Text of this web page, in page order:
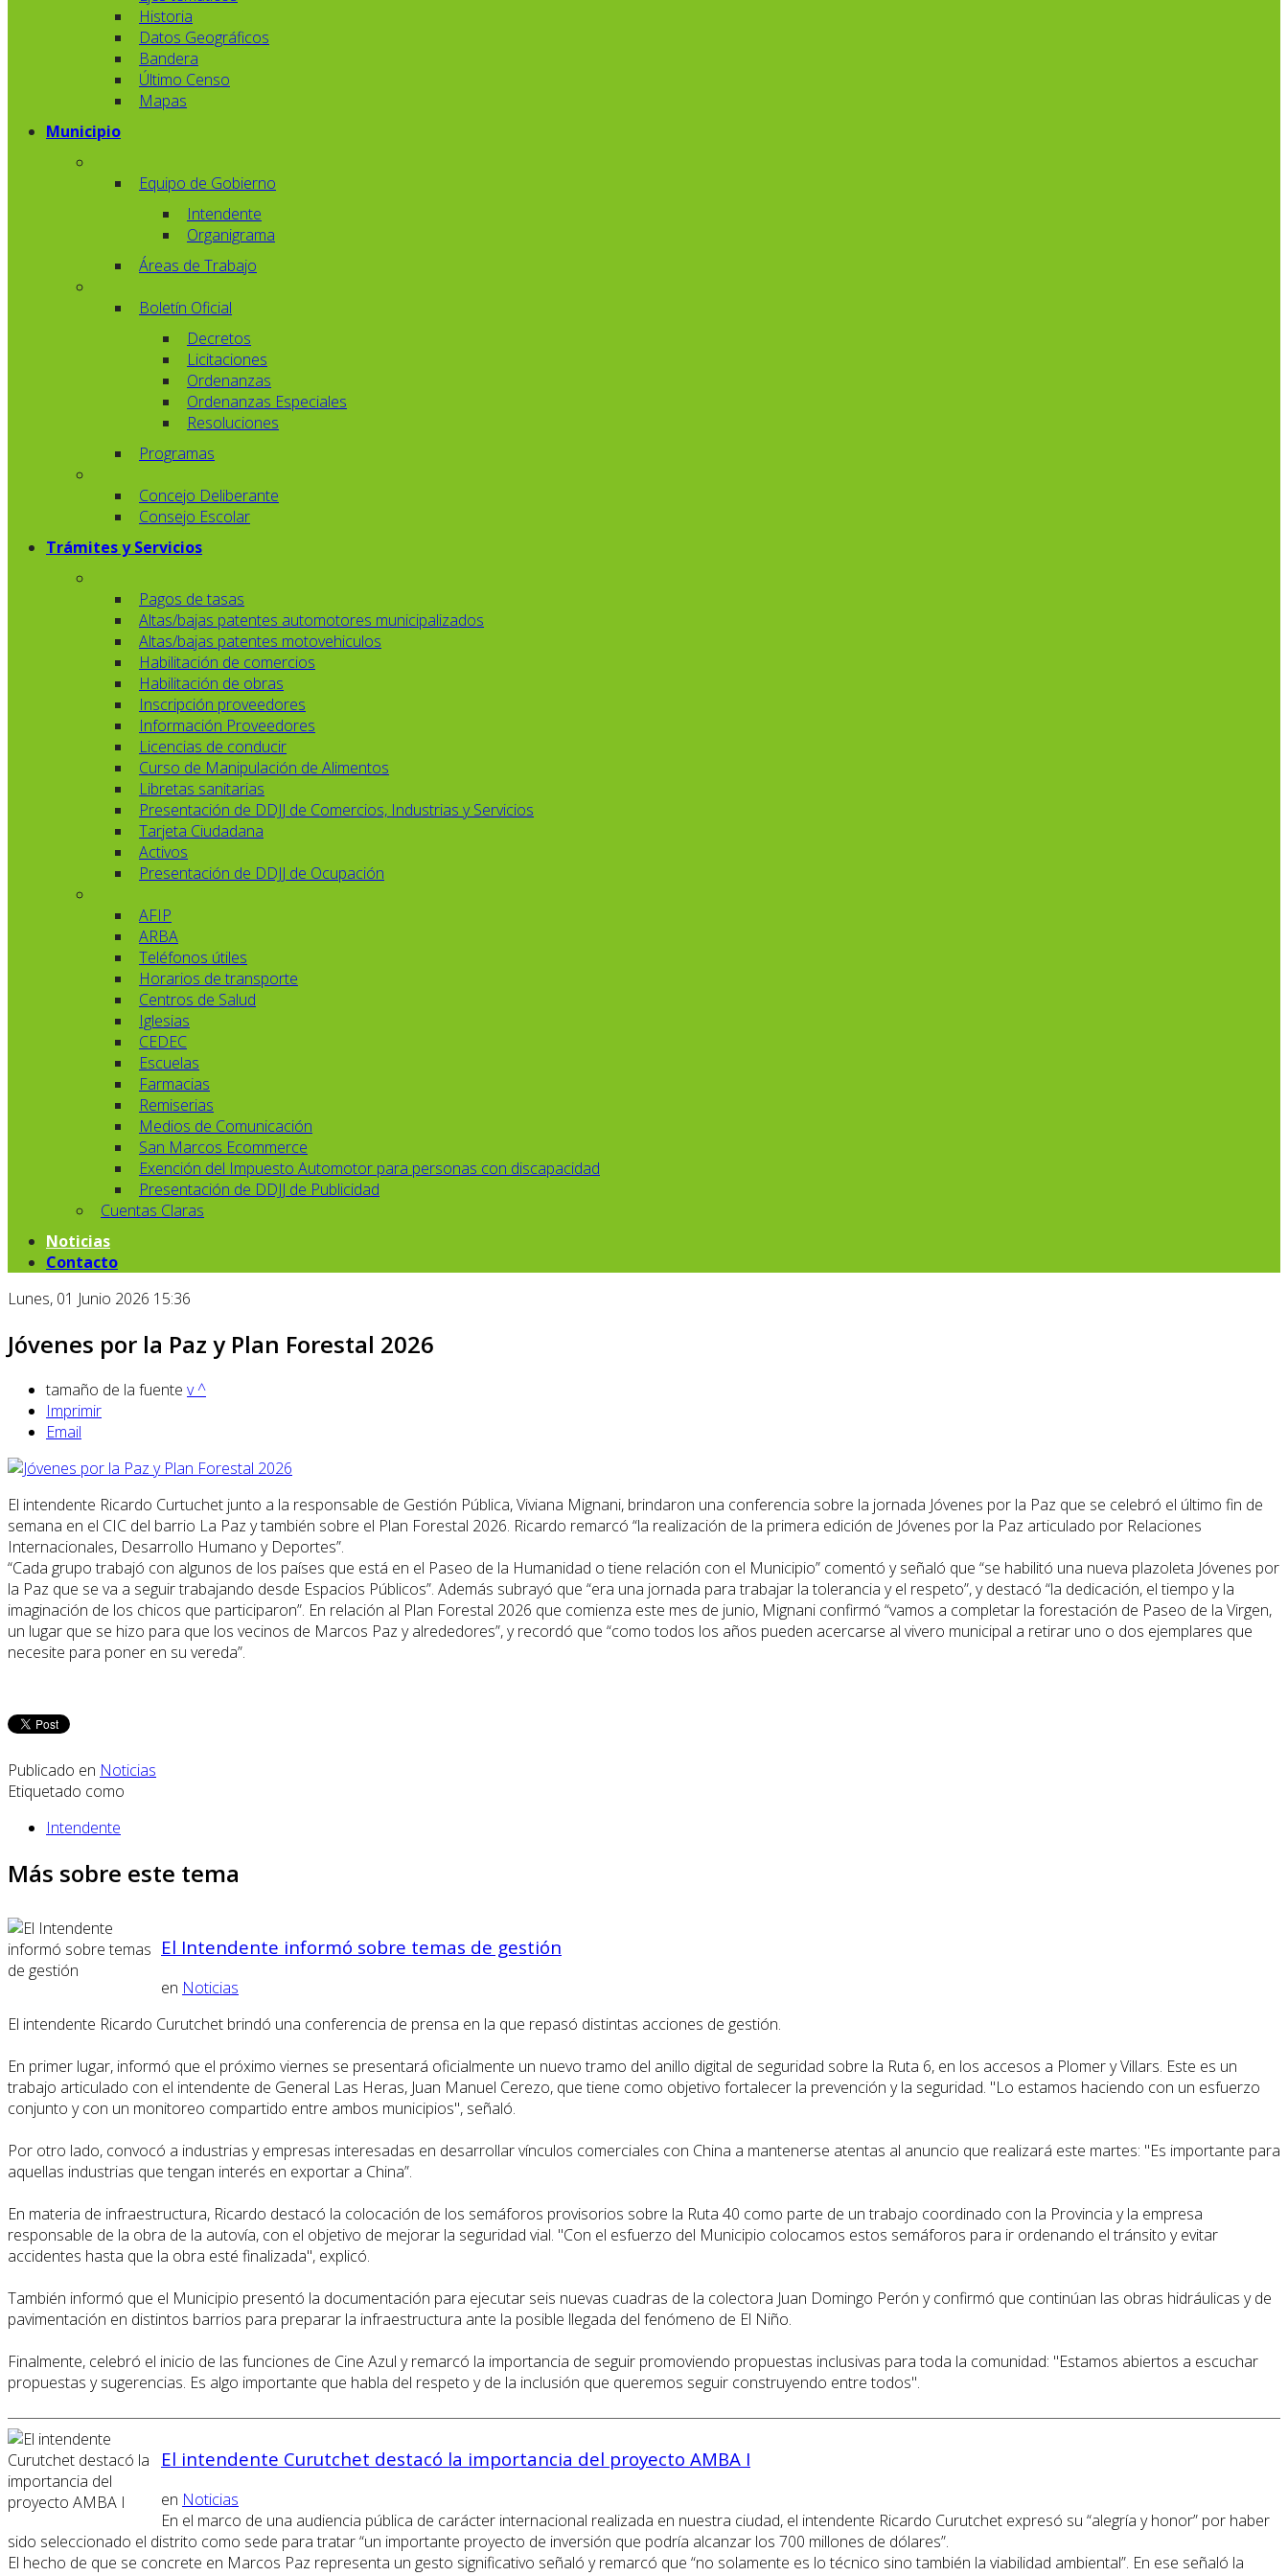
Historia
Datos Geográficos
Bandera
Último Censo
Mapas
Municipio
Equipo de Gobierno
Intendente
Organigrama
Áreas de Trabajo
Boletín Oficial
Decretos
Licitaciones
Ordenanzas
Ordenanzas Especiales
Resoluciones
Programas
Concejo Deliberante
Consejo Escolar
Trámites y Servicios
Pagos de tasas
Altas/bajas patentes automotores municipalizados
Altas/bajas patentes motovehiculos
Habilitación de comercios
Habilitación de obras
Inscripción proveedores
Información Proveedores
Licencias de conducir
Curso de Manipulación de Alimentos
Libretas sanitarias
Presentación de DDJJ de Comercios, Industrias y Servicios
Tarjeta Ciudadana
Activos
Presentación de DDJJ de Ocupación
AFIP
ARBA
Teléfonos útiles
Horarios de transporte
Centros de Salud
Iglesias
CEDEC
Escuelas
Farmacias
Remiserias
Medios de Comunicación
San Marcos Ecommerce
Exención del Impuesto Automotor para personas con discapacidad
Presentación de DDJJ de Publicidad
Cuentas Claras
Noticias
Contacto
Lunes, 01 Junio 2026 15:36
Jóvenes por la Paz y Plan Forestal 2026
tamaño de la fuente v^
Imprimir
Email
El intendente Ricardo Curtuchet junto a la responsable de Gestión Pública, Viviana Mignani, brindaron una conferencia sobre la jornada Jóvenes por la Paz que se celebró el último fin de
semana en el CIC del barrio La Paz y también sobre el Plan Forestal 2026. Ricardo remarcó “la realización de la primera edición de Jóvenes por la Paz articulado por Relaciones
Internacionales, Desarrollo Humano y Deportes”.
“Cada grupo trabajó con algunos de los países que está en el Paseo de la Humanidad o tiene relación con el Municipio” comentó y señaló que “se habilitó una nueva plazoleta Jóvenes por
la Paz que se va a seguir trabajando desde Espacios Públicos”. Además subrayó que “era una jornada para trabajar la tolerancia y el respeto”, y destacó “la dedicación, el tiempo y la
imaginación de los chicos que participaron”. En relación al Plan Forestal 2026 que comienza este mes de junio, Mignani confirmó “vamos a completar la forestación de Paseo de la Virgen,
un lugar que se hizo para que los vecinos de Marcos Paz y alrededores”, y recordó que “como todos los años pueden acercarse al vivero municipal a retirar uno o dos ejemplares que
necesite para poner en su vereda”.
Publicado en Noticias
Etiquetado como
Intendente
Más sobre este tema
El Intendente informó sobre temas de gestión
en Noticias
El intendente Ricardo Curutchet brindó una conferencia de prensa en la que repasó distintas acciones de gestión.
En primer lugar, informó que el próximo viernes se presentará oficialmente un nuevo tramo del anillo digital de seguridad sobre la Ruta 6, en los accesos a Plomer y Villars. Este es un
trabajo articulado con el intendente de General Las Heras, Juan Manuel Cerezo, que tiene como objetivo fortalecer la prevención y la seguridad. "Lo estamos haciendo con un esfuerzo
conjunto y con un monitoreo compartido entre ambos municipios", señaló.
Por otro lado, convocó a industrias y empresas interesadas en desarrollar vínculos comerciales con China a mantenerse atentas al anuncio que realizará este martes: "Es importante para
aquellas industrias que tengan interés en exportar a China”.
En materia de infraestructura, Ricardo destacó la colocación de los semáforos provisorios sobre la Ruta 40 como parte de un trabajo coordinado con la Provincia y la empresa
responsable de la obra de la autovía, con el objetivo de mejorar la seguridad vial. "Con el esfuerzo del Municipio colocamos estos semáforos para ir ordenando el tránsito y evitar
accidentes hasta que la obra esté finalizada", explicó.
También informó que el Municipio presentó la documentación para ejecutar seis nuevas cuadras de la colectora Juan Domingo Perón y confirmó que continúan las obras hidráulicas y de
pavimentación en distintos barrios para preparar la infraestructura ante la posible llegada del fenómeno de El Niño.
Finalmente, celebró el inicio de las funciones de Cine Azul y remarcó la importancia de seguir promoviendo propuestas inclusivas para toda la comunidad: "Estamos abiertos a escuchar
propuestas y sugerencias. Es algo importante que habla del respeto y de la inclusión que queremos seguir construyendo entre todos".
El intendente Curutchet destacó la importancia del proyecto AMBA I
en Noticias
En el marco de una audiencia pública de carácter internacional realizada en nuestra ciudad, el intendente Ricardo Curutchet expresó su “alegría y honor” por haber
sido seleccionado el distrito como sede para tratar “un importante proyecto de inversión que podría alcanzar los 700 millones de dólares”.
El hecho de que se concrete en Marcos Paz representa un gesto significativo señaló y remarcó que “no solamente es lo técnico sino también la viabilidad ambiental”. En ese señaló la